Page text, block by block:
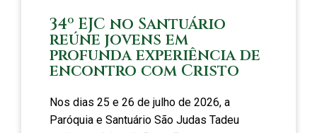
34º EJC no Santuário
reúne jovens em
profunda experiência de
encontro com Cristo
Nos dias 25 e 26 de julho de 2026, a
Paróquia e Santuário São Judas Tadeu